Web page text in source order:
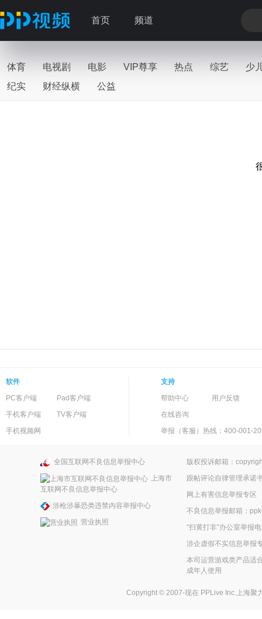
首页 频道
体育 电视剧 电影 VIP尊享 热点 综艺
少
纪实
财经纵横 公益
软件
PC客户端
Pad客户端
手机客户端
TV客户端
手机视频网
支持
帮助中心
用户反馈
在线咨询
举报（客服）热线：400-001-
全国互联网不良信息举报中心
上海市
互联网不良信息举报中心
涉枪涉暴恐类违禁内容举报中心
营业执照
版权投诉邮箱：
跟帖评论自律管理承诺
网上有害信息举报专区
不良信息举报邮箱：
“扫黄打非”办公室举报
涉企虚假不实信息举报
本司运营游戏类产品适
成年人使用
Copyright © 2007-现在 PPLive Inc.上海聚